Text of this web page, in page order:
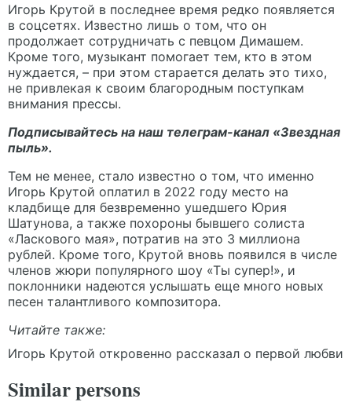
Игорь Крутой в последнее время редко появляется
в соцсетях. Известно лишь о том, что он
продолжает сотрудничать с певцом Димашем.
Кроме того, музыкант помогает тем, кто в этом
нуждается, – при этом старается делать это тихо,
не привлекая к своим благородным поступкам
внимания прессы.
Подписывайтесь на наш телеграм-канал «Звездная
пыль».
Тем не менее, стало известно о том, что именно
Игорь Крутой оплатил в 2022 году место на
кладбище для безвременно ушедшего Юрия
Шатунова, а также похороны бывшего солиста
«Ласкового мая», потратив на это 3 миллиона
рублей. Кроме того, Крутой вновь появился в числе
членов жюри популярного шоу «Ты супер!», и
поклонники надеются услышать еще много новых
песен талантливого композитора.
Читайте также:
Игорь Крутой откровенно рассказал о первой любви
Similar persons